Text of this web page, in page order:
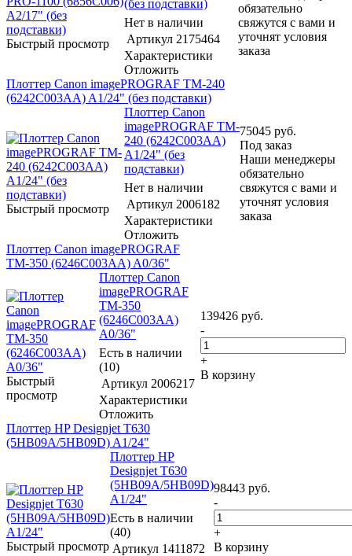
Быстрый просмотр
(без подставки)
Нет в наличии
Артикул 2175464
Характеристики
Отложить
обязательно
свяжутся с вами и
уточнят условия
заказа
Плоттер Canon imagePROGRAF TM-240
(6242C003AA) A1/24" (без подставки)
Быстрый просмотр
Плоттер Canon
imagePROGRAF TM-
240 (6242C003AA)
A1/24" (без
подставки)
Нет в наличии
Артикул 2006182
Характеристики
Отложить
75045 руб.
Под заказ
Наши менеджеры
обязательно
свяжутся с вами и
уточнят условия
заказа
Плоттер Canon imagePROGRAF
TM-350 (6246C003AA) A0/36"
Быстрый
просмотр
Плоттер Canon
imagePROGRAF
TM-350
(6246C003AA)
A0/36"
Есть в наличии
(10)
Артикул 2006217
Характеристики
Отложить
139426 руб.
-
+
В корзину
Плоттер HP Designjet T630
(5HB09A/5HB09D) A1/24"
Быстрый просмотр
Плоттер HP
Designjet T630
(5HB09A/5HB09D)
A1/24"
Есть в наличии
(40)
Артикул 1411872
98443 руб.
-
+
В корзину